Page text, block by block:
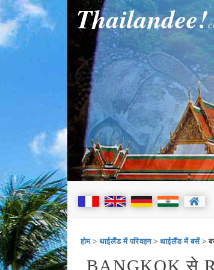
Thailandee!
होम>थाईलैंड में परिवहन> थाईलैंड में बसें>
BANGKOK से